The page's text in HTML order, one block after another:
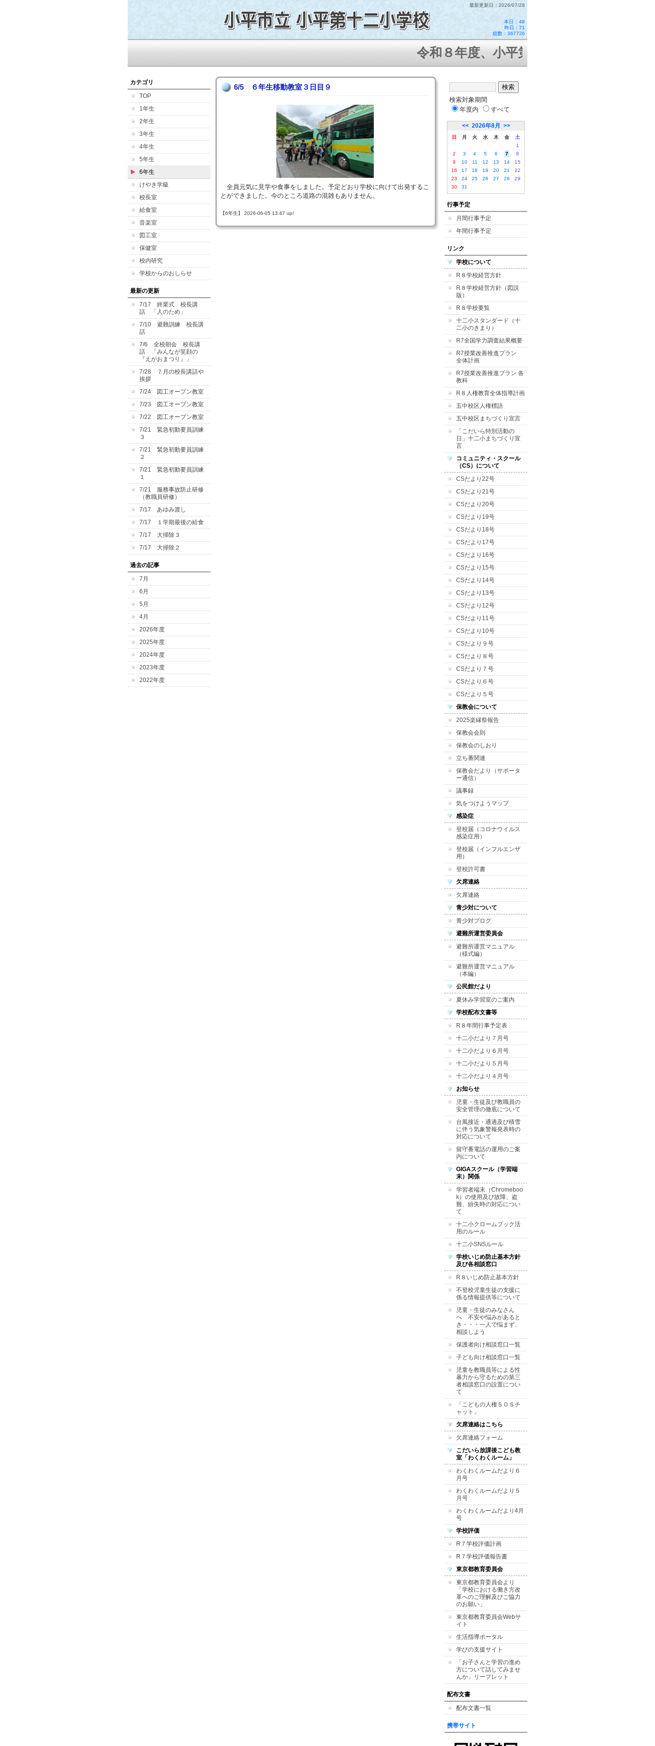
最新更新日：2026/07/28
本日： 48
昨日：71
総数：367726
令和８年度、小平第十二小学校はコミュ
カテゴリ
TOP
1年生
2年生
3年生
4年生
5年生
6年生
けやき学級
校長室
給食室
音楽室
図工室
保健室
校内研究
学校からのおしらせ
最新の更新
7/17 終業式 校長講
話 「人のため」
7/10 避難訓練 校長講
話
7/6 全校朝会 校長講
話 「みんなが笑顔の
『えがおまつり』」
7/28 ７月の校長講話や
挨拶
7/24 図工オープン教室
7/23 図工オープン教室
7/22 図工オープン教室
7/21 緊急初動要員訓練
３
7/21 緊急初動要員訓練
２
7/21 緊急初動要員訓練
１
7/21 服務事故防止研修
（教職員研修）
7/17 あゆみ渡し
7/17 １学期最後の給食
7/17 大掃除３
7/17 大掃除２
過去の記事
7月
6月
5月
4月
2026年度
2025年度
2024年度
2023年度
2022年度
6/5 ６年生移動教室３日目９
全員元気に見学や食事をしました。予定どおり学校に向けて出発するこ
とができました。今のところ道路の混雑もありません。
【6年生】 2026-06-05 13:47 up!
検索対象期間
年度内
すべて
<< 2026年8月 >>
日 月 火 水 木 金
土
1
2
3 4 5 6 7
8
9
10 11 12 13 14
15
16
17 18 19 20 21
22
23
24 25 26 27 28
29
30
31
行事予定
月間行事予定
年間行事予定
リンク
学校について
R８学校経営方針
R８学校経営方針（図説
版）
R８学校要覧
十二小スタンダード（十
二小のきまり）
R7全国学力調査結果概要
R7授業改善推進プラン
全体計画
R7授業改善推進プラン 各
教科
R８人権教育全体指導計画
五中校区人権標語
五中校区まちづくり宣言
「こだいら特別活動の
日」十二小まちづくり宣
言
コミュニティ・スクール
（CS）について
CSだより22号
CSだより21号
CSだより20号
CSだより19号
CSだより18号
CSだより17号
CSだより16号
CSだより15号
CSだより14号
CSだより13号
CSだより12号
CSだより11号
CSだより10号
CSだより９号
CSだより８号
CSだより７号
CSだより６号
CSだより５号
保教会について
2025楽縁祭報告
保教会会則
保教会のしおり
立ち番関連
保教会だより（サポータ
ー通信）
議事録
気をつけようマップ
感染症
登校届（コロナウイルス
感染症用）
登校届（インフルエンザ
用）
登校許可書
欠席連絡
欠席連絡
青少対について
青少対ブログ
避難所運営委員会
避難所運営マニュアル
（様式編）
避難所運営マニュアル
（本編）
公民館だより
夏休み学習室のご案内
学校配布文書等
R８年間行事予定表
十二小だより７月号
十二小だより６月号
十二小だより５月号
十二小だより４月号
お知らせ
児童・生徒及び教職員の
安全管理の徹底について
台風接近・通過及び積雪
に伴う気象警報発表時の
対応について
留守番電話の運用のご案
内について
GIGAスクール（学習端
末）関係
学習者端末（Chromeboo
k）の使用及び故障、盗
難、紛失時の対応につい
て
十二小クロームブック活
用のルール
十二小SNSルール
学校いじめ防止基本方針
及び各相談窓口
R８いじめ防止基本方針
不登校児童生徒の支援に
係る情報提供等について
児童・生徒のみなさん
へ 不安や悩みがあると
き・・・一人で悩まず、
相談しよう
保護者向け相談窓口一覧
子ども向け相談窓口一覧
児童を教職員等による性
暴力から守るための第三
者相談窓口の設置につい
て
「こどもの人権ＳＯＳチ
ャット」
欠席連絡はこちら
欠席連絡フォーム
こだいら放課後こども教
室「わくわくルーム」
わくわくルームだより６
月号
わくわくルームだより５
月号
わくわくルームだより4月
号
学校評価
R７学校評価計画
R７学校評価報告書
東京都教育委員会
東京都教育委員会より
「学校における働き方改
革へのご理解及びご協力
のお願い」
東京都教育委員会Webサ
イト
生活指導ポータル
学びの支援サイト
「お子さんと学習の進め
方について話してみませ
んか」リーフレット
配布文書
配布文書一覧
携帯サイト